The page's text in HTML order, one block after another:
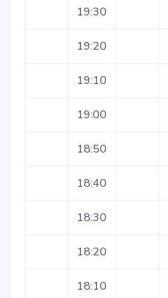
19:30
19:20
19:10
19:00
18:50
18:40
18:30
18:20
18:10